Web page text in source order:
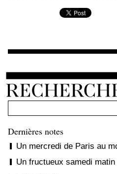
Dernières notes
Un mercredi de Paris au
Un fructueux samedi